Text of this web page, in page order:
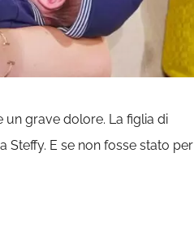
un grave dolore. La figlia di
Steffy. E se non fosse stato per